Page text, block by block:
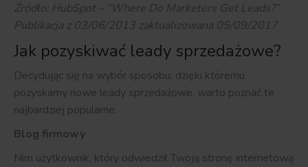
Źródło: HubSpot – “Where Do Marketers Get Leads?”
Publikacja z 03/06/2013 zaktualizowana 05/09/2017
Jak pozyskiwać leady sprzedażowe?
Decydując się na wybór sposobu, dzięki któremu
pozyskamy nowe leady sprzedażowe, warto poznać te
najbardziej popularne.
Blog firmowy
Nim użytkownik, który odwiedził Twoją stronę internetową